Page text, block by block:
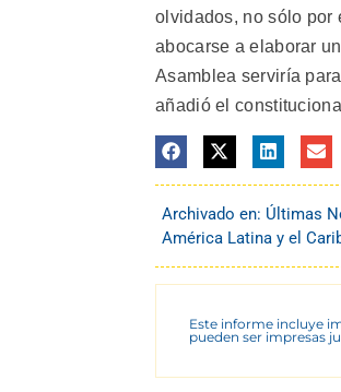
olvidados, no sólo por
abocarse a elaborar
Asamblea serviría
añadió el
Archivado en: Últimas
América Latina y el
Este informe incluye
pueden ser impresas